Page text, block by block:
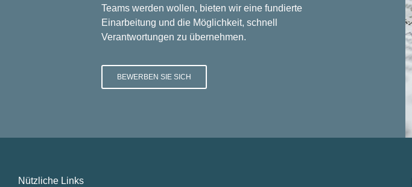
Teams werden wollen, bieten wir eine fundierte
Einarbeitung und die Möglichkeit, schnell
Verantwortungen zu übernehmen.
BEWERBEN SIE SICH
Nützliche Links